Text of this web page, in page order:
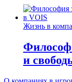
Жизнь в
и